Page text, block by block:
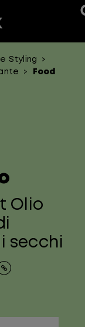
Styling >
>
Food
Olio
secchi